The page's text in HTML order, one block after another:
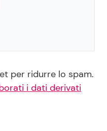
per ridurre lo spam.
i dati derivati